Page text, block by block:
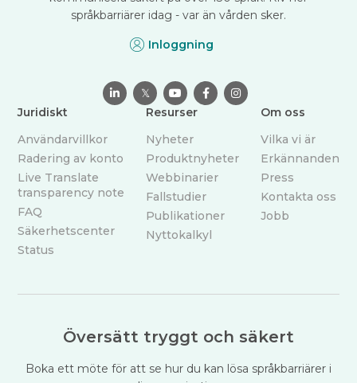
språkbarriärer idag - var än vården sker.
Inloggning
 𝕏   
Juridiskt
Användarvillkor
Radering av konto
Live Translate
transparency note
FAQ
Säkerhetscenter
Status
Resurser
Nyheter
Produktnyheter
Webbinarier
Fallstudier
Publikationer
Nyttokalkyl
Om oss
Vilka vi är
Erkännanden
Press
Kontakta oss
Jobb
Översätt tryggt och säkert
Boka ett möte för att se hur du kan lösa språkbarriärer i